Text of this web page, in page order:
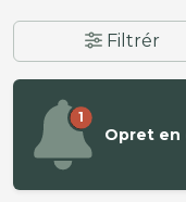
Filtrér
1
Opret en